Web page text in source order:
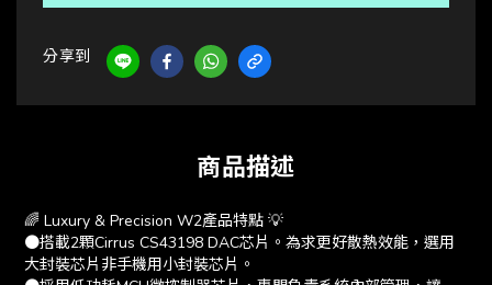
分享到
商品描述
🌈 Luxury & Precision W2產品特點 💡
●搭載2顆Cirrus CS43198 DAC芯片。為求更好散熱效能，選用
大封裝芯片非手機用小封裝芯片。